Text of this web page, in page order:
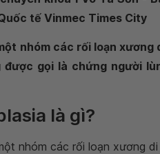
tế Vinmec Times City
nhóm các rối loạn
được gọi là chứng người
là gì?
nhóm các rối loạn xương